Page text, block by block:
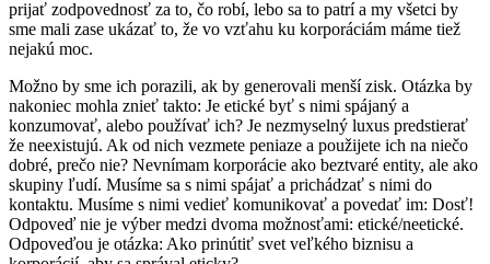
prijať zodpovednosť za to, čo robí, lebo sa to patrí a my všetci by
sme mali zase ukázať to, že vo vzťahu ku korporáciám máme tiež
nejakú moc.
Možno by sme ich porazili, ak by generovali menší zisk. Otázka by
nakoniec mohla znieť takto: Je etické byť s nimi spájaný a
konzumovať, alebo používať ich? Je nezmyselný luxus predstierať
že neexistujú. Ak od nich vezmete peniaze a použijete ich na niečo
dobré, prečo nie? Nevnímam korporácie ako beztvaré entity, ale ako
skupiny ľudí. Musíme sa s nimi spájať a prichádzať s nimi do
kontaktu. Musíme s nimi vedieť komunikovať a povedať im: Dosť!
Odpoveď nie je výber medzi dvoma možnosťami: etické/neetické.
Odpoveďou je otázka: Ako prinútiť svet veľkého biznisu a